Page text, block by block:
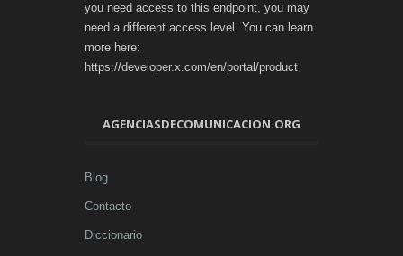
you need access to this endpoint, you may
need a different access level. You can learn
more here:
https://developer.x.com/en/portal/product
AGENCIASDECOMUNICACION.ORG
Blog
Contacto
Diccionario